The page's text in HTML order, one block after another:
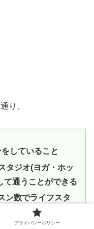
り、
していること
タジオ(ヨガ・ホッ
て通うことができる
ン数でライフスタ
けられる
プライバシーポリシー